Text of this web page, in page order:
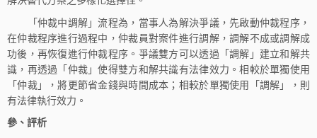
「仲裁中調解」流程為，當事人為解決爭議，先啟動仲裁程序，
在仲裁程序進行過程中，仲裁員對案件進行調解，調解不成或調解成
功後，再恢復進行仲裁程序。爭議雙方可以透過「調解」建立和解共
識，再透過「仲裁」使得雙方和解共識有法律效力。相較於單獨使用
「仲裁」，將更節省金錢與時間成本；相較於單獨使用「調解」，則
有法律執行效力。
參、評析